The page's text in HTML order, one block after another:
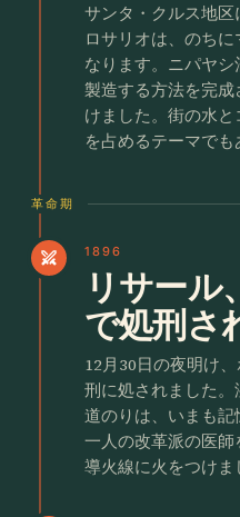
サンタ・クルス地区
ロサリオは、のち
なります。ニパヤ
製造する方法を完
けました。街の水
を占めるテーマでも
革命期
swords 1896
リサール
で処刑さ
12月30日の夜明け
刑に処されました
道のりは、いまも記
一人の改革派の医
導火線に火をつけま